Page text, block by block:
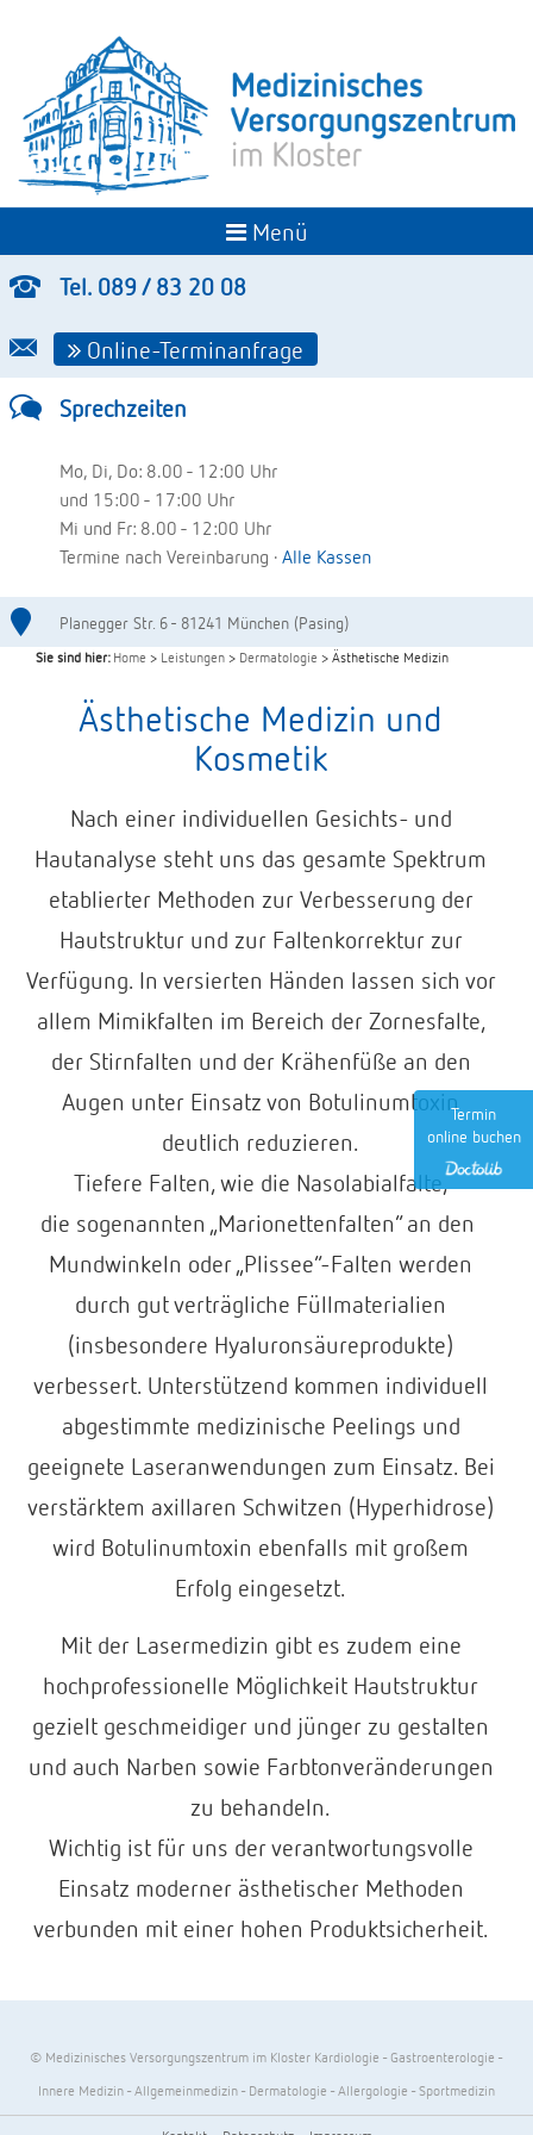
Termin
online buchen
Menü
Tel. 089 / 83 20 08
Online-Terminanfrage
Sprechzeiten
Mo, Di, Do: 8.00 - 12:00 Uhr
und 15:00 - 17:00 Uhr
Mi und Fr: 8.00 - 12:00 Uhr
Termine nach Vereinbarung ·Alle Kassen
Planegger Str. 6 - 81241 München (Pasing)
Sie sind hier:Home > Leistungen> Dermatologie > Ästhetische Medizin
Ästhetische Medizin und
Kosmetik
Nach einer individuellen Gesichts- und
Hautanalyse steht uns das gesamte Spektrum
etablierter Methoden zur Verbesserung der
Hautstruktur und zur Faltenkorrektur zur
Verfügung. In versierten Händen lassen sich vor
allem Mimikfalten im Bereich der Zornesfalte,
der Stirnfalten und der Krähenfüße an den
Augen unter Einsatz von Botulinumtoxin
deutlich reduzieren.
Tiefere Falten, wie die Nasolabialfalte,
die sogenannten „Marionettenfalten“ an den
Mundwinkeln oder „Plissee“-Falten werden
durch gut verträgliche Füllmaterialien
(insbesondere Hyaluronsäureprodukte)
verbessert. Unterstützend kommen individuell
abgestimmte medizinische Peelings und
geeignete Laseranwendungen zum Einsatz. Bei
verstärktem axillaren Schwitzen (Hyperhidrose)
wird Botulinumtoxin ebenfalls mit großem
Erfolg eingesetzt.
Mit der Lasermedizin gibt es zudem eine
hochprofessionelle Möglichkeit Hautstruktur
gezielt geschmeidiger und jünger zu gestalten
und auch Narben sowie Farbtonveränderungen
zu behandeln.
Wichtig ist für uns der verantwortungsvolle
Einsatz moderner ästhetischer Methoden
verbunden mit einer hohen Produktsicherheit.
© Medizinisches Versorgungszentrum im Kloster Kardiologie - Gastroenterologie -
Innere Medizin - Allgemeinmedizin - Dermatologie - Allergologie - Sportmedizin